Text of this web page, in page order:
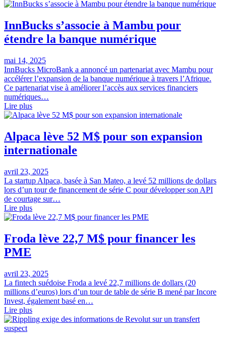
InnBucks s’associe à Mambu pour
étendre la banque numérique
mai 14, 2025
InnBucks MicroBank a annoncé un partenariat avec Mambu pour
accélérer l’expansion de la banque numérique à travers l’Afrique.
Ce partenariat vise à améliorer l’accès aux services financiers
numériques…
Lire plus
Alpaca lève 52 M$ pour son expansion
internationale
avril 23, 2025
La startup Alpaca, basée à San Mateo, a levé 52 millions de dollars
lors d’un tour de financement de série C pour développer son API
de courtage sur…
Lire plus
Froda lève 22,7 M$ pour financer les
PME
avril 23, 2025
La fintech suédoise Froda a levé 22,7 millions de dollars (20
millions d’euros) lors d’un tour de table de série B mené par Incore
Invest, également basé en…
Lire plus